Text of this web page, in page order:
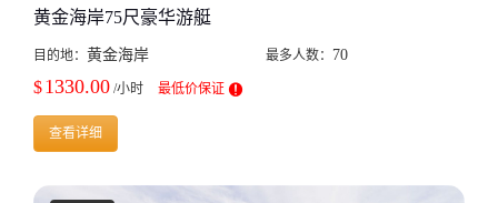
黄金海岸75尺豪华游艇
目的地： 黄金海岸 最多人数： 70
$1330.00 /小时 最低价保证
查看详细